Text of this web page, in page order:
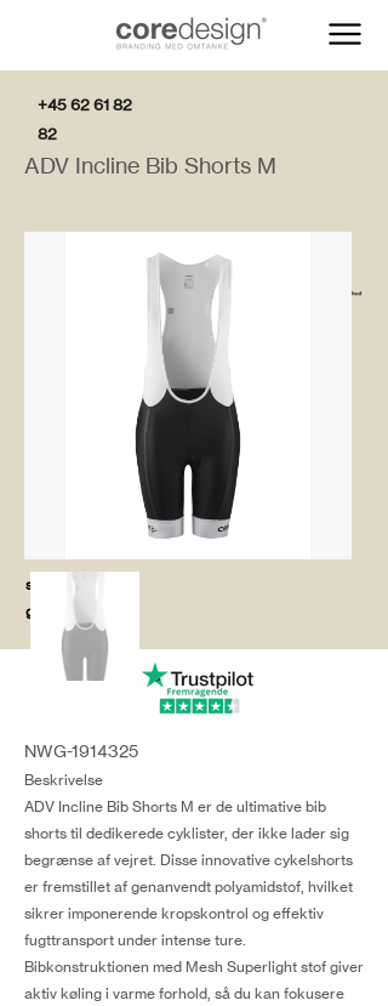
+45 62 61 82
82
salg@coredesi
gn.dk
ADV Incline Bib Shorts M
NWG-1914325
Beskrivelse
ADV Incline Bib Shorts M er de ultimative bib
shorts til dedikerede cyklister, der ikke lader sig
begrænse af vejret. Disse innovative cykelshorts
er fremstillet af genanvendt polyamidstof, hvilket
sikrer imponerende kropskontrol og effektiv
fugttransport under intense ture.
Bibkonstruktionen med Mesh Superlight stof giver
aktiv køling i varme forhold, så du kan fokusere